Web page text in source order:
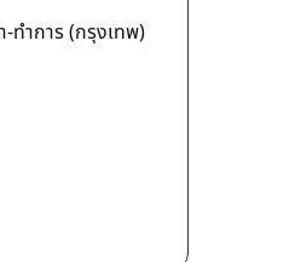
ทำการ (กรุงเทพ)